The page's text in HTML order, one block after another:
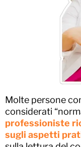
Molte persone
considerati
professioniste
sugli aspetti